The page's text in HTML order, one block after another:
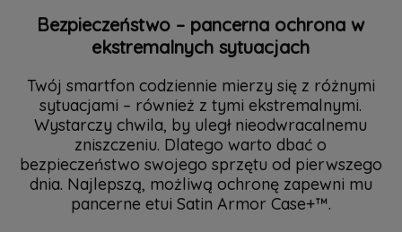
Bezpieczeństwo – pancerna ochrona w
ekstremalnych sytuacjach
Twój smartfon codziennie mierzy się z różnymi
sytuacjami – również z tymi ekstremalnymi.
Wystarczy chwila, by uległ nieodwracalnemu
zniszczeniu. Dlatego warto dbać o
bezpieczeństwo swojego sprzętu od pierwszego
dnia. Najlepszą, możliwą ochronę zapewni mu
pancerne etui Satin Armor Case+™.